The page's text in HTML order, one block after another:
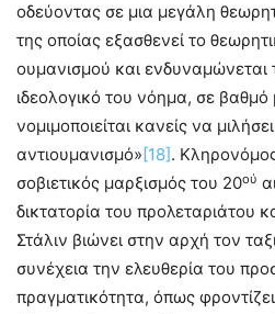
οδεύοντας σε μια μεγάλη
της οποίας εξασθενεί το
ουμανισμού και ενδυναμώνεται
ιδεολογικό του νόημα, σε βαθμό
νομιμοποιείται κανείς να
αντιουμανισμό»[18].
σοβιετικός μαρξισμός του 20ού
δικτατορία του προλεταριάτου
Στάλιν βιώνει στην αρχή τον
συνέχεια την ελευθερία του
πραγματικότητα, όπως